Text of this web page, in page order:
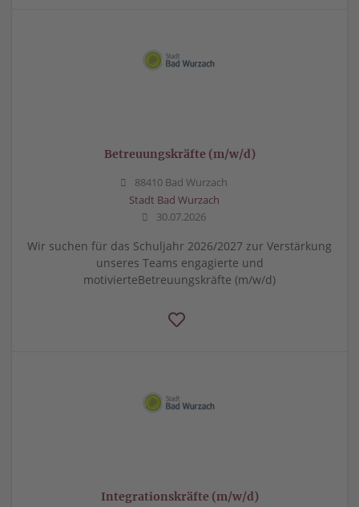
Betreuungskräfte (m/w/d)
88410 Bad Wurzach
Stadt Bad Wurzach
30.07.2026
Wir suchen für das Schuljahr 2026/2027 zur Verstärkung
unseres Teams engagierte und
motivierteBetreuungskräfte (m/w/d)
Integrationskräfte (m/w/d)